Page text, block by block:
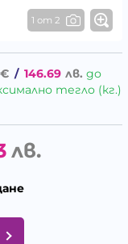
1 от 2
€ / 146.69 лв. до
тегло (кг.)
лв.